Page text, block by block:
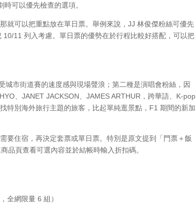
可以優先檢查的選項。
就可以把重點放在單日票。舉例來說，JJ 林俊傑粉絲可優先
11 列入考慮。單日票的優勢在於行程比較好搭配，可以把
市街道賽的速度感與現場聲浪；第二種是演唱會粉絲，因
、JANET JACKSON、JAMES ARTHUR，跨華語、K-pop
特別海外旅行主題的旅客，比起單純逛景點，F1 期間的新加
要住宿，再決定套票或單日票。特別是原文提到「門票＋飯
品頁查看可選內容並於結帳時輸入折扣碼。
全網限量 6 組）